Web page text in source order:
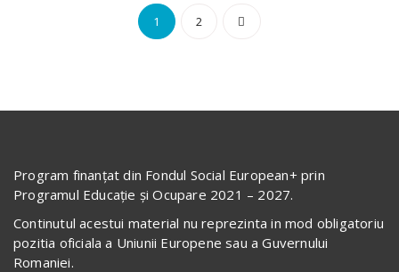
Paginație
1 2
Program finanțat din Fondul Social European+ prin
Programul Educație și Ocupare 2021 – 2027.
Continutul acestui material nu reprezinta in mod obligatoriu
pozitia oficiala a Uniunii Europene sau a Guvernului
Romaniei.